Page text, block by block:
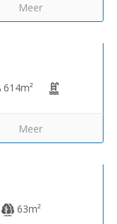
Meer
614m²
Meer
63m²